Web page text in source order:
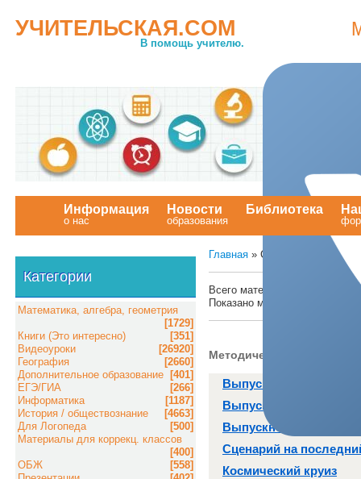
УЧИТЕЛЬСКАЯ.COM
В помощь учителю.
Информация
о нас
Новости
образования
Библиотека
Главная » Статьи
Всего материалов в каталоге:
Показано материалов:
Методическая библиотека
Выпускной вечер (9
Выпускной вечер
Выпускной бал
Сценарий на
Космический круиз
Категории
Математика, алгебра, геометрия
[1729]
Книги (Это интересно)
[351]
Видеоуроки
[26920]
География
[2660]
Дополнительное образование
[401]
ЕГЭ/ГИА
[266]
Информатика
[1187]
История / обществознание
[4663]
Для Логопеда
[500]
Материалы для коррекц. классов
[400]
ОБЖ
[558]